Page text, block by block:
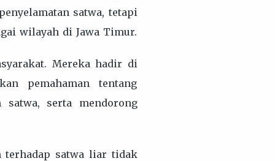
satwa, tetapi
wilayah di Jawa Timur.
Mereka hadir di
pemahaman tentang
serta mendorong
terhadap satwa liar tidak